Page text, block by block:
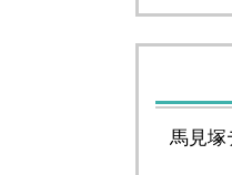
馬見